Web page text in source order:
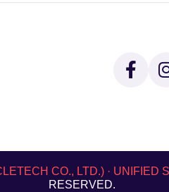
페
이
f
CO., LTD.) · UNIFIED
RESERVED.